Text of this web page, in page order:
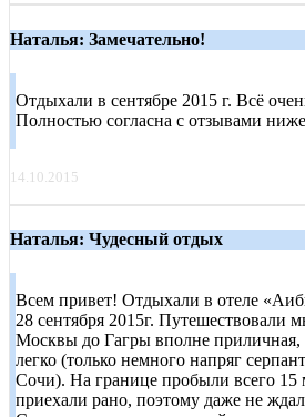
Наталья: Замечательно!
Отдыхали в сентябре 2015 г. Всё
Полностью согласна с отзывами
14.10.2015
Наталья: Чудесный отдых
Всем привет! Отдыхали в отеле
28 сентября 2015г. Путешествовали
Москвы до Гагры вполне приличная,
легко (только немного напряг
Сочи). На границе пробыли всего 15
приехали рано, поэтому даже не